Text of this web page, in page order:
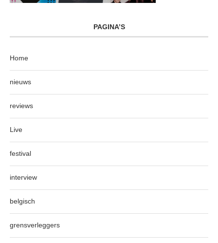
PAGINA’S
Home
nieuws
reviews
Live
festival
interview
belgisch
grensverleggers